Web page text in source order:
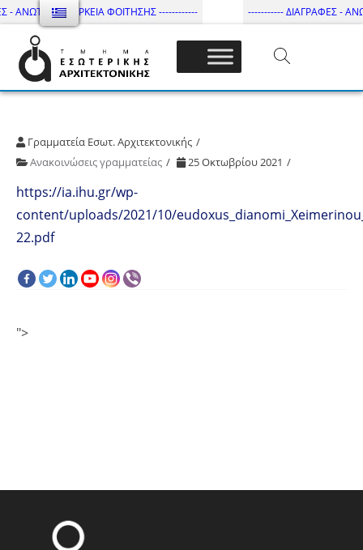
ΑΝΩΤΑΤΗ ΔΙΑΡΚΕΙΑ ΦΟΙΤΗΣΗΣ ------------ ----------- ΔΙΑΓΡΑΦΕΣ -
Τμήμα Εσωτ. Αρχιτεκτονικής – ΔΙ.ΠΑ.Ε
Γραμματεία Εσωτ. Αρχιτεκτονικής
Ανακοινώσεις γραμματείας
25 Οκτωβρίου 2021
https://ia.ihu.gr/wp-
content/uploads/2021/10/
22.pdf
">